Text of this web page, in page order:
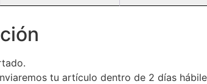
tu artículo dentro de 2 días